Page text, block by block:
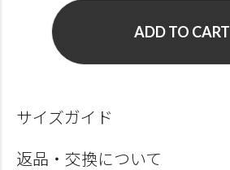
ADD TO CART
サイズガイド
返品・交換について